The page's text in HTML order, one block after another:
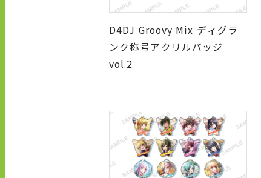
D4DJ Groovy Mix ディグラ
ンク称号アクリルバッジ
vol.2